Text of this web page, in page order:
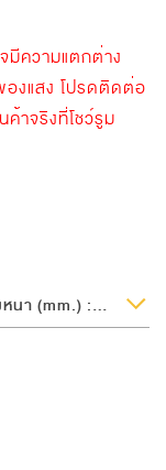
มีความแตกต่าง
งแสง โปรดติดต่อ
าจริงที่โชว์รูม
รุ่น : DENMARK ขนาด (cm.) : 30x60 ความหนา (mm.) : 8.7